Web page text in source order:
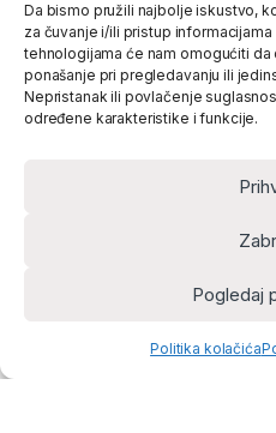
Da bismo pružili najbolje iskustvo,
za čuvanje i/ili pristup
tehnologijama će nam omogućiti
ponašanje pri pregledavanju ili
Nepristanak ili povlačenje
određene karakteristike i funkcije.
Pogledaj
Politika kolačića
Account